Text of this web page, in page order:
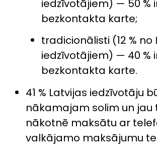
iedzīvotājiem) — 50 %
bezkontakta karte;
tradicionālisti (12 % no
iedzīvotājiem) — 40 %
bezkontakta karte.
41 % Latvijas iedzīvotāju
nākamajam solim un jau
nākotnē maksātu ar
valkājamo maksājumu